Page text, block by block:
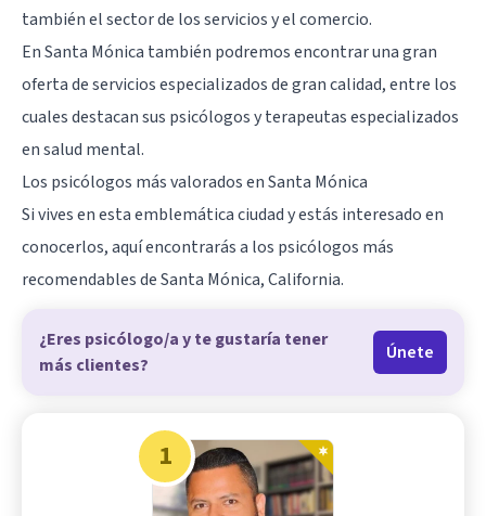
también el sector de los servicios y el comercio.
En Santa Mónica también podremos encontrar una gran
oferta de servicios especializados de gran calidad, entre los
cuales destacan sus psicólogos y terapeutas especializados
en salud mental.
Los psicólogos más valorados en Santa Mónica
Si vives en esta emblemática ciudad y estás interesado en
conocerlos, aquí encontrarás a los psicólogos más
recomendables de Santa Mónica,California.
¿Eres psicólogo/a y te gustaría tener
más clientes?
Únete
1